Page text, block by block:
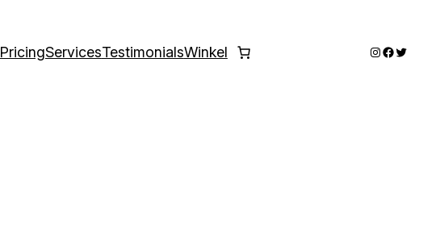
PricingServicesTestimonialsWinkel Instagram
Twitter